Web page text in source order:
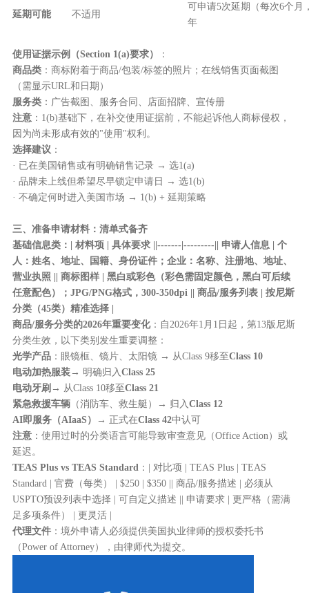
延期可能 不适用
可申请5次延期（每次6个月
年
使用证据示例（Section 1(a)要求）
：
商品类：商标附着于商品/包装/标签的照片；在线销售页面截图
（需显示URL和日期）
服务类：广告截图、服务合同、店面招牌、宣传册
注意：1(b)基础下，在补交使用证据前，不能起诉他人商标侵权，
因为尚未形成有效的"使用"权利。
选择建议 ：
· 已在美国销售或有明确销售记录 → 选1(a)
· 品牌未上线但希望尽早锁定申请日 → 选1(b)
· 不确定何时进入美国市场 → 1(b) + 延期策略
三、准备申请材料：清单式备齐
基础信息类：| 材料项 | 具体要求 ||-------|---------|| 申请人信息 | 个
人：姓名、地址、国籍、身份证件；企业：名称、注册地、地址、
营业执照 || 商标图样 | 黑白或彩色（彩色需固定颜色，黑白可后续
任意配色）；JPG/PNG格式，300-350dpi || 商品/服务列表 | 按尼斯
分类（45类）精准选择 |
商品/服务分类的2026年重要变化：自2026年1月1日起，第13版尼斯
分类生效，以下类别发生重要调整：
光学产品：眼镜框、镜片、太阳镜 → 从Class 9移至Class 10
电动加热服装→ 明确归入 Class 25
电动牙刷 → 从Class 10移至Class 21
紧急救援车辆（消防车、救生艇）→ 归入 Class 12
AI即服务（AIaaS）
→ 正式在Class 42中认可
注意：使用过时的分类语言可能导致审查意见（Office Action）或
延迟。
TEAS Plus vs TEAS Standard ：| 对比项 | TEAS Plus | TEAS
Standard | 官费（每类） | $250 | $350 || 商品/服务描述 | 必须从
USPTO预设列表中选择 | 可自定义描述 || 申请要求 | 更严格（需满
足多项条件） | 更灵活 |
代理文件：境外申请人必须提供美国执业律师的授权委托书
（Power of Attorney），由律师代为提交。